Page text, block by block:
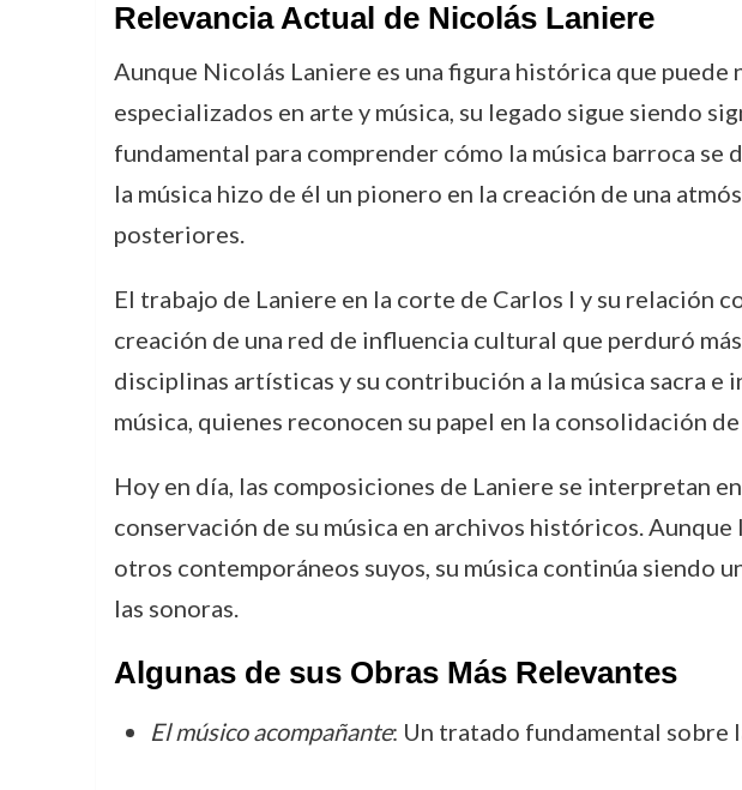
Relevancia Actual de Nicolás Laniere
Aunque Nicolás Laniere es una figura histórica que
especializados en arte y música, su legado sigue siendo
fundamental para comprender cómo la música barroca
la música hizo de él un pionero en la creación de una
posteriores.
El trabajo de Laniere en la corte de Carlos I y su relación
creación de una red de influencia cultural que perduró
disciplinas artísticas y su contribución a la música sacra
música, quienes reconocen su papel en la consolidación
Hoy en día, las composiciones de Laniere se interpretan
conservación de su música en archivos históricos.
otros contemporáneos suyos, su música continúa siendo
las sonoras.
Algunas de sus Obras Más Relevantes
El músico acompañante: Un tratado fundamental sobre